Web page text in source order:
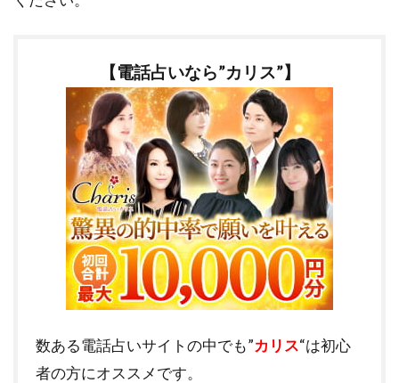
【電話占いなら”カリス”】
数ある電話占いサイトの中でも”カリス“は初心
者の方にオススメです。